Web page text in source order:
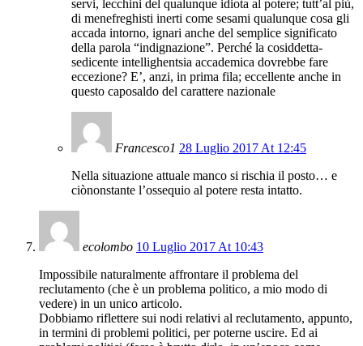
servi, lecchini del qualunque idiota al potere; tutt’al più,
di menefreghisti inerti come sesami qualunque cosa gli
accada intorno, ignari anche del semplice significato
della parola “indignazione”. Perché la cosiddetta-
sedicente intellighentsia accademica dovrebbe fare
eccezione? E’, anzi, in prima fila; eccellente anche in
questo caposaldo del carattere nazionale
Francesco1 28 Luglio 2017 At 12:45
Nella situazione attuale manco si rischia il posto… e
ciònonstante l’ossequio al potere resta intatto.
ecolombo 10 Luglio 2017 At 10:43
Impossibile naturalmente affrontare il problema del
reclutamento (che è un problema politico, a mio modo di
vedere) in un unico articolo.
Dobbiamo riflettere sui nodi relativi al reclutamento, appunto,
in termini di problemi politici, per poterne uscire. Ed ai